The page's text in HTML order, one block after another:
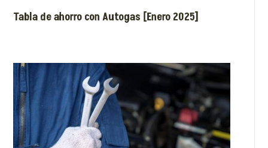
Tabla de ahorro con Autogas [Enero 2025]